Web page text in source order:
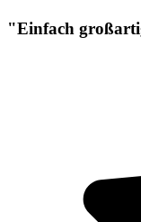
"Einfach